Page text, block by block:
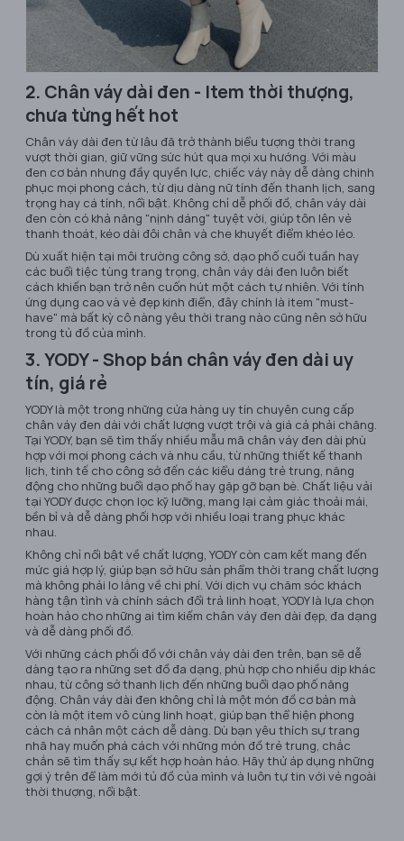
2. Chân váy dài đen - Item thời thượng,
chưa từng hết hot
Chân váy dài đen từ lâu đã trở thành biểu tượng thời trang
vượt thời gian, giữ vững sức hút qua mọi xu hướng. Với màu
đen cơ bản nhưng đầy quyền lực, chiếc váy này dễ dàng chinh
phục mọi phong cách, từ dịu dàng nữ tính đến thanh lịch, sang
trọng hay cá tính, nổi bật. Không chỉ dễ phối đồ, chân váy dài
đen còn có khả năng "nịnh dáng" tuyệt vời, giúp tôn lên vẻ
thanh thoát, kéo dài đôi chân và che khuyết điểm khéo léo.
Dù xuất hiện tại môi trường công sở, dạo phố cuối tuần hay
các buổi tiệc tùng trang trọng, chân váy dài đen luôn biết
cách khiến bạn trở nên cuốn hút một cách tự nhiên. Với tính
ứng dụng cao và vẻ đẹp kinh điển, đây chính là item "must-
have" mà bất kỳ cô nàng yêu thời trang nào cũng nên sở hữu
trong tủ đồ của mình.
3. YODY - Shop bán chân váy đen dài uy
tín, giá rẻ
YODY là một trong những cửa hàng uy tín chuyên cung cấp
chân váy đen dài với chất lượng vượt trội và giá cả phải chăng.
Tại YODY, bạn sẽ tìm thấy nhiều mẫu mã chân váy đen dài phù
hợp với mọi phong cách và nhu cầu, từ những thiết kế thanh
lịch, tinh tế cho công sở đến các kiểu dáng trẻ trung, năng
động cho những buổi dạo phố hay gặp gỡ bạn bè. Chất liệu vải
tại YODY được chọn lọc kỹ lưỡng, mang lại cảm giác thoải mái,
bền bỉ và dễ dàng phối hợp với nhiều loại trang phục khác
nhau.
Không chỉ nổi bật về chất lượng, YODY còn cam kết mang đến
mức giá hợp lý, giúp bạn sở hữu sản phẩm thời trang chất lượng
mà không phải lo lắng về chi phí. Với dịch vụ chăm sóc khách
hàng tận tình và chính sách đổi trả linh hoạt, YODY là lựa chọn
hoàn hảo cho những ai tìm kiếm chân váy đen dài đẹp, đa dạng
và dễ dàng phối đồ.
Với những cách phối đồ với chân váy dài đen trên, bạn sẽ dễ
dàng tạo ra những set đồ đa dạng, phù hợp cho nhiều dịp khác
nhau, từ công sở thanh lịch đến những buổi dạo phố năng
động. Chân váy dài đen không chỉ là một món đồ cơ bản mà
còn là một item vô cùng linh hoạt, giúp bạn thể hiện phong
cách cá nhân một cách dễ dàng. Dù bạn yêu thích sự trang
nhã hay muốn phá cách với những món đồ trẻ trung, chắc
chắn sẽ tìm thấy sự kết hợp hoàn hảo. Hãy thử áp dụng những
gợi ý trên để làm mới tủ đồ của mình và luôn tự tin với vẻ ngoài
thời thượng, nổi bật.